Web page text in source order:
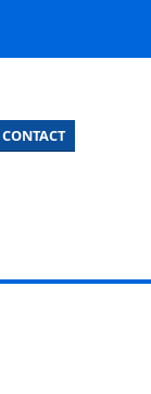
CONTACT